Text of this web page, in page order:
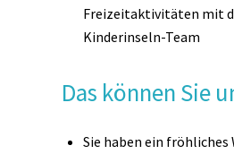
Freizeitaktivitäten mit
Kinderinseln-Team
Das können Sie
Sie haben ein fröhliches